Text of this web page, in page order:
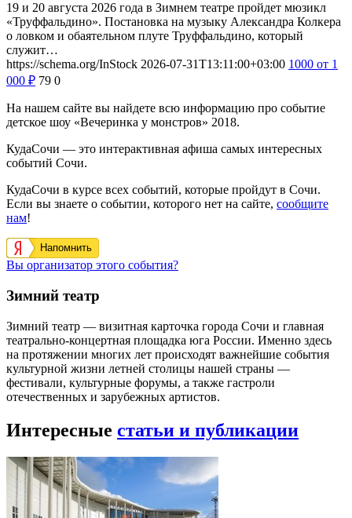
19 и 20 августа 2026 года в Зимнем театре пройдет мюзикл
«Труффальдино». Постановка на музыку Александра Колкера
о ловком и обаятельном плуте Труффальдино, который
служит…
https://schema.org/InStock 2026-07-31T13:11:00+03:00 1000 от 1
000 ₽ 79 0
На нашем сайте вы найдете всю информацию про событие
детское шоу «Вечеринка у монстров» 2018.
КудаСочи — это интерактивная афиша самых интересных
событий Сочи.
КудаСочи в курсе всех событий, которые пройдут в Сочи.
Если вы знаете о событии, которого нет на сайте, сообщите
нам!
Напомнить
Вы организатор этого события?
Зимний театр
Зимний театр — визитная карточка города Сочи и главная
театрально-концертная площадка юга России. Именно здесь
на протяжении многих лет происходят важнейшие события
культурной жизни летней столицы нашей страны —
фестивали, культурные форумы, а также гастроли
отечественных и зарубежных артистов.
Интересные статьи и публикации